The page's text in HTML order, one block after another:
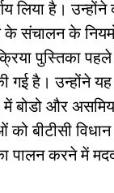
लिया है। उन्होंने
के संचालन के
पुस्तिका
गई है। उन्होंने
बोडो और
बीटीसी
पालन करने में